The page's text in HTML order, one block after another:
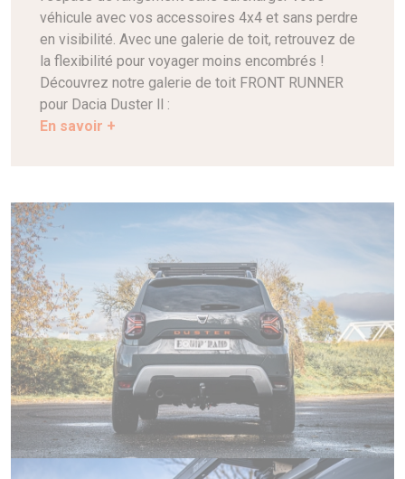
véhicule avec vos accessoires 4x4 et sans perdre
en visibilité. Avec une galerie de toit, retrouvez de
la flexibilité pour voyager moins encombrés !
Découvrez notre galerie de toit FRONT RUNNER
pour Dacia Duster ll :
En savoir +